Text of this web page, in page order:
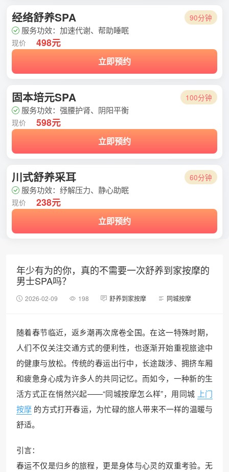
经络舒养SPA 90分钟
服务功效：加速代谢、帮助睡眠
现价 498元
立即预约
固本培元SPA 100分钟
服务功效：强腰护肾、阴阳平衡
现价 598元
立即预约
川式舒养采耳 60分钟
服务功效：纾解压力、静心助眠
现价 238元
立即预约
年少有为的你，真的不需要一次舒养到家按摩的
男士SPA吗？
2026-02-09 198 舒养到家按摩 同城按摩
随着春节临近，返乡潮再次席卷全国。在这一特殊时期，
人们不仅关注交通方式的便利性，也逐渐开始重视旅途中
的健康与放松。传统的春运出行中，长途跋涉、拥挤车厢
和疲惫身心成为许多人的共同记忆。而如今，一种新的生
活方式正在悄然兴起——“同城按摩怎么样”，用同城 上门
按摩 的方式打开春运，为忙碌的旅人带来不一样的温暖与
舒适。
引言：
春运不仅是归乡的旅程，更是身体与心灵的双重考验。无